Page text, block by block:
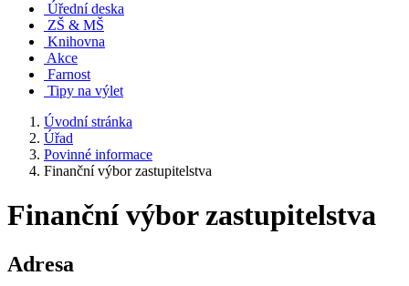
Úřední deska
ZŠ & MŠ
Knihovna
Akce
Farnost
Tipy na výlet
Úvodní stránka
Úřad
Povinné informace
Finanční výbor zastupitelstva
Finanční výbor zastupitelstva
Adresa